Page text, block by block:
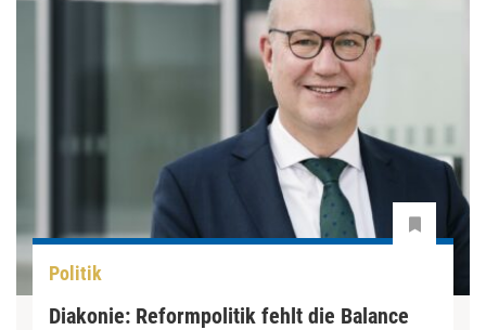
Politik
Diakonie: Reformpolitik fehlt die Balance